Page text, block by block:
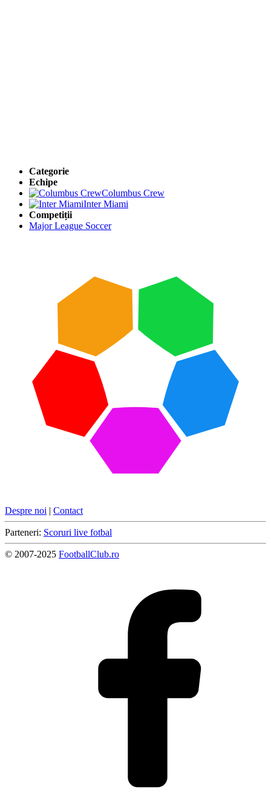
Categorie
Echipe
Columbus Crew
Inter Miami
Competiții
Major League Soccer
Despre noi | Contact
Parteneri: Scoruri live fotbal
© 2007-2025 FootballClub.ro